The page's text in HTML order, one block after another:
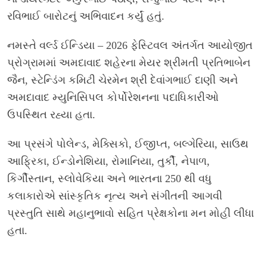
રવિભાઈ બારોટનું અભિવાદન કર્યું હતું.
નમસ્તે વર્લ્ડ ઈન્ડિયા – 2026 ફેસ્ટિવલ અંતર્ગત આયોજીત
પ્રોગ્રામમાં અમદાવાદ શહેરના મેયર શ્રીમતી પ્રતિભાબેન
જૈન, સ્ટેન્ડિંગ કમિટી ચેરમેન શ્રી દેવાંગભાઈ દાણી અને
અમદાવાદ મ્યુનિસિપલ કોર્પોરેશનના પદાધિકારીઓ
ઉપસ્થિત રહ્યા હતા.
આ પ્રસંગે પોલેન્ડ, મેક્સિકો, ઈજીપ્ત, બલ્ગેરિયા, સાઉથ
આફ્રિકા, ઈન્ડોનેશિયા, રોમાનિયા, તુર્કી, નેપાળ,
કિર્ગીસ્તાન, સ્લોવેકિયા અને ભારતના 250 થી વધુ
કલાકારોએ સાંસ્કૃતિક નૃત્ય અને સંગીતની આગવી
પ્રસ્તુતિ સાથે મહાનુભાવો સહિત પ્રેક્ષકોના મન મોહી લીધા
હતા.